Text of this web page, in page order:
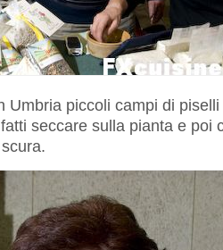
Umbria piccoli campi di
seccare sulla pianta e poi